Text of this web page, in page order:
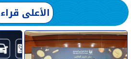
الأعلى